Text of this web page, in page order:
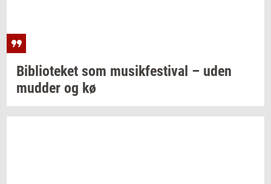
Bi­bli­o­te­ket som mu­sik­festi­val – uden
mud­der og kø